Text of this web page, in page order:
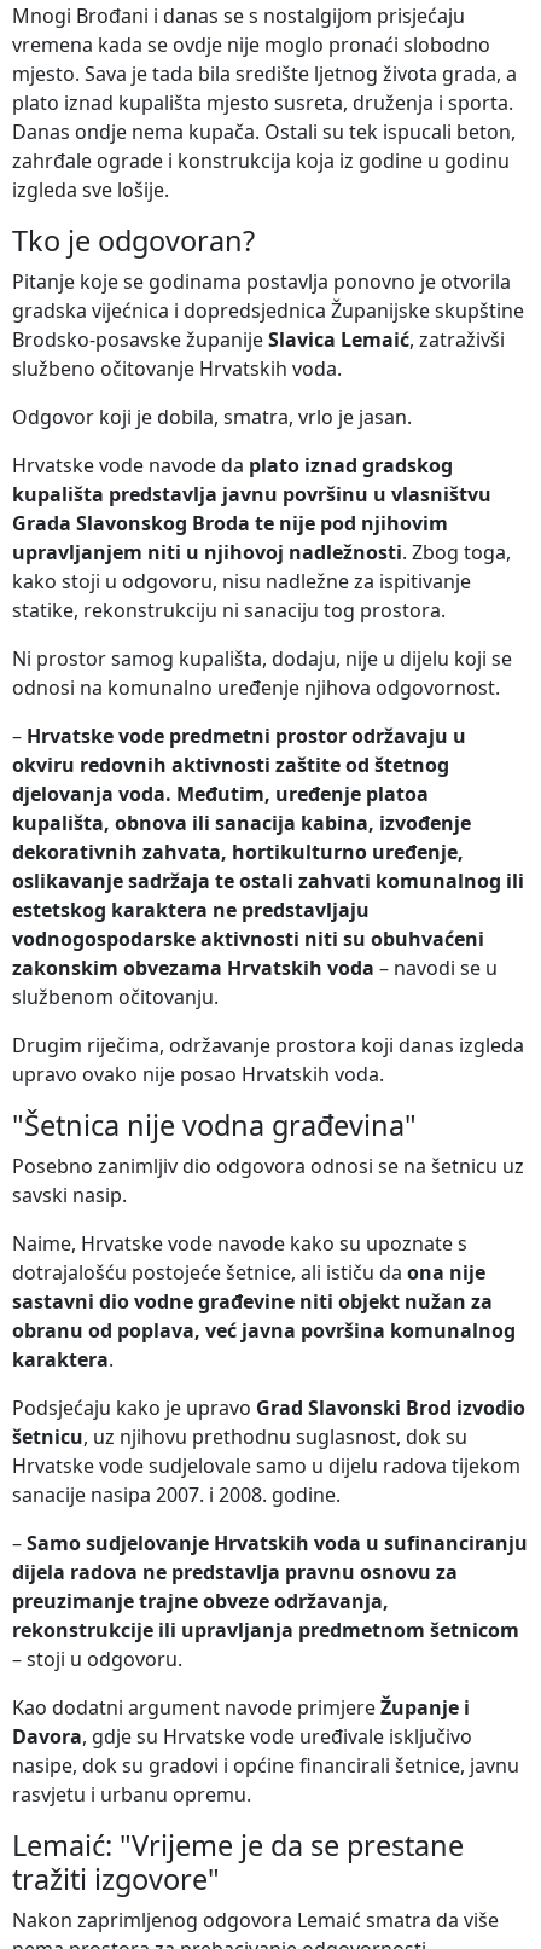
Mnogi Brođani i danas se s nostalgijom prisjećaju
vremena kada se ovdje nije moglo pronaći slobodno
mjesto. Sava je tada bila središte ljetnog života grada, a
plato iznad kupališta mjesto susreta, druženja i sporta.
Danas ondje nema kupača. Ostali su tek ispucali beton,
zahrđale ograde i konstrukcija koja iz godine u godinu
izgleda sve lošije.
Tko je odgovoran?
Pitanje koje se godinama postavlja ponovno je otvorila
gradska vijećnica i dopredsjednica Županijske skupštine
Brodsko-posavske županijeSlavica Lemaić, zatraživši
službeno očitovanje Hrvatskih voda.
Odgovor koji je dobila, smatra, vrlo je jasan.
Hrvatske vode navode da plato iznad gradskog
kupališta predstavlja javnu površinu u vlasništvu
Grada Slavonskog Broda te nije pod njihovim
upravljanjem niti u njihovoj nadležnosti. Zbog toga,
kako stoji u odgovoru, nisu nadležne za ispitivanje
statike, rekonstrukciju ni sanaciju tog prostora.
Ni prostor samog kupališta, dodaju, nije u dijelu koji se
odnosi na komunalno uređenje njihova odgovornost.
– Hrvatske vode predmetni prostor održavaju u
okviru redovnih aktivnosti zaštite od štetnog
djelovanja voda. Međutim, uređenje platoa
kupališta, obnova ili sanacija kabina, izvođenje
dekorativnih zahvata, hortikulturno uređenje,
oslikavanje sadržaja te ostali zahvati komunalnog ili
estetskog karaktera ne predstavljaju
vodnogospodarske aktivnosti niti su obuhvaćeni
zakonskim obvezama Hrvatskih voda – navodi se u
službenom očitovanju.
Drugim riječima, održavanje prostora koji danas izgleda
upravo ovako nije posao Hrvatskih voda.
"Šetnica nije vodna građevina"
Posebno zanimljiv dio odgovora odnosi se na šetnicu uz
savski nasip.
Naime, Hrvatske vode navode kako su upoznate s
dotrajalošću postojeće šetnice, ali ističu da ona nije
sastavni dio vodne građevine niti objekt nužan za
obranu od poplava, već javna površina komunalnog
karaktera.
Podsjećaju kako je upravo Grad Slavonski Brod izvodio
šetnicu, uz njihovu prethodnu suglasnost, dok su
Hrvatske vode sudjelovale samo u dijelu radova tijekom
sanacije nasipa 2007. i 2008. godine.
–Samo sudjelovanje Hrvatskih voda u sufinanciranju
dijela radova ne predstavlja pravnu osnovu za
preuzimanje trajne obveze održavanja,
rekonstrukcije ili upravljanja predmetnom šetnicom
– stoji u odgovoru.
Kao dodatni argument navode primjereŽupanje i
Davora, gdje su Hrvatske vode uređivale isključivo
nasipe, dok su gradovi i općine financirali šetnice, javnu
rasvjetu i urbanu opremu.
Lemaić: "Vrijeme je da se prestane
tražiti izgovore"
Nakon zaprimljenog odgovora Lemaić smatra da više